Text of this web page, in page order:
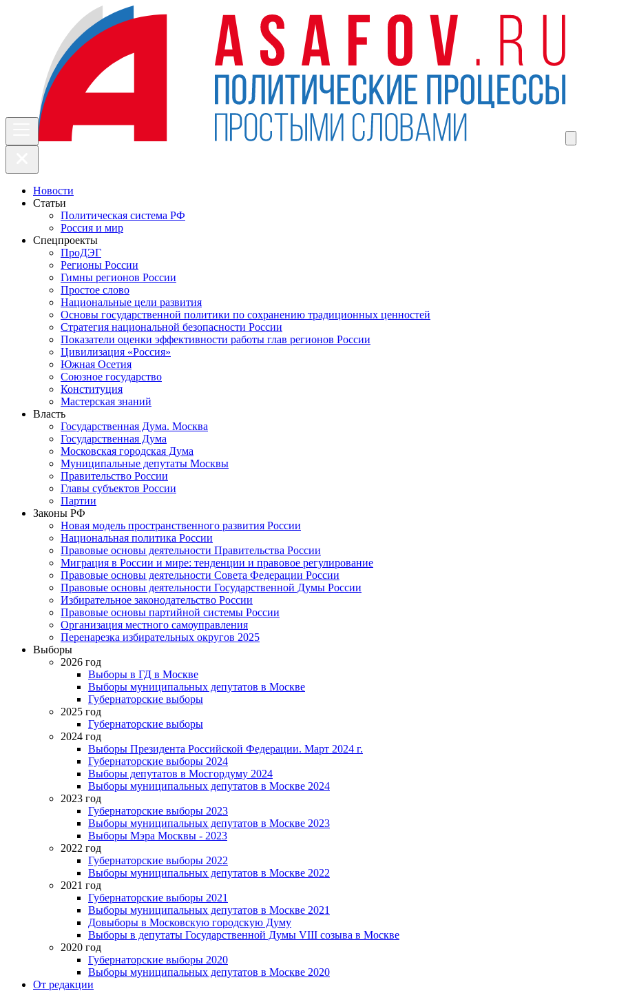
Новости
Статьи
Политическая система РФ
Россия и мир
Спецпроекты
ПроДЭГ
Регионы России
Гимны регионов России
Простое слово
Национальные цели развития
Основы государственной политики по сохранению традиционных ценностей
Стратегия национальной безопасности России
Показатели оценки эффективности работы глав регионов России
Цивилизация «Россия»
Южная Осетия
Союзное государство
Конституция
Мастерская знаний
Власть
Государственная Дума. Москва
Государственная Дума
Московская городская Дума
Муниципальные депутаты Москвы
Правительство России
Главы субъектов России
Партии
Законы РФ
Новая модель пространственного развития России
Национальная политика России
Правовые основы деятельности Правительства России
Миграция в России и мире: тенденции и правовое регулирование
Правовые основы деятельности Совета Федерации России
Правовые основы деятельности Государственной Думы России
Избирательное законодательство России
Правовые основы партийной системы России
Организация местного самоуправления
Перенарезка избирательных округов 2025
Выборы
2026 год
Выборы в ГД в Москве
Выборы муниципальных депутатов в Москве
Губернаторские выборы
2025 год
Губернаторские выборы
2024 год
Выборы Президента Российской Федерации. Март 2024 г.
Губернаторские выборы 2024
Выборы депутатов в Мосгордуму 2024
Выборы муниципальных депутатов в Москве 2024
2023 год
Губернаторские выборы 2023
Выборы муниципальных депутатов в Москве 2023
Выборы Мэра Москвы - 2023
2022 год
Губернаторские выборы 2022
Выборы муниципальных депутатов в Москве 2022
2021 год
Губернаторские выборы 2021
Выборы муниципальных депутатов в Москве 2021
Довыборы в Московскую городскую Думу
Выборы в депутаты Государственной Думы VIII созыва в Москве
2020 год
Губернаторские выборы 2020
Выборы муниципальных депутатов в Москве 2020
От редакции